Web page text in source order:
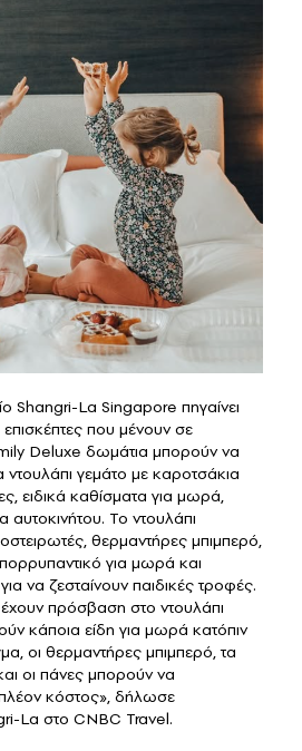
Shangri-La Singapore πηγαίνει
επισκέπτες που μένουν σε
Deluxe δωμάτια μπορούν να
γεμάτο με καροτσάκια
ειδικά καθίσματα για μωρά,
αυτοκινήτου. Το ντουλάπι
θερμαντήρες μπιμπερό,
για μωρά και
να ζεσταίνουν παιδικές τροφές.
πρόσβαση στο ντουλάπι
κάποια είδη για μωρά κατόπιν
οι θερμαντήρες μπιμπερό, τα
οι πάνες μπορούν να
κόστος», δήλωσε
La στο CNBC Travel.